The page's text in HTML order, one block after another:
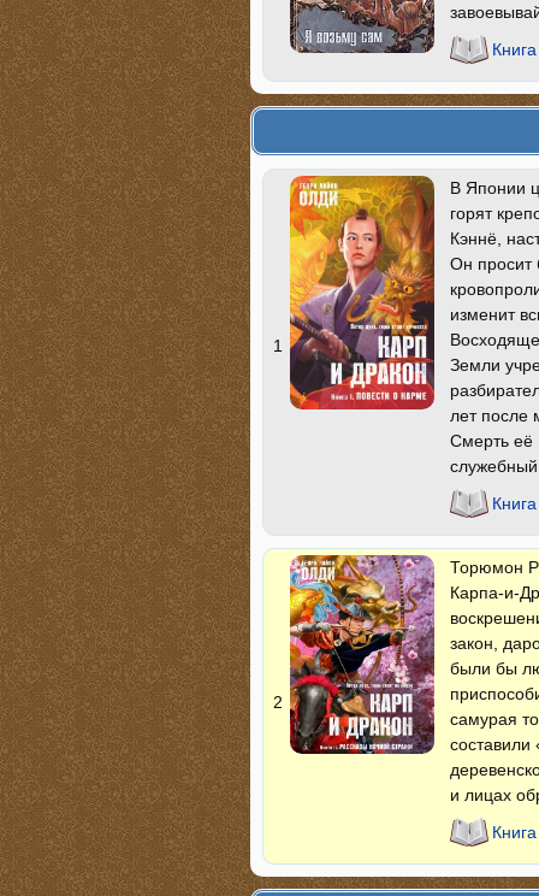
1
В Японии
горят
Кэннё,
Он просит
изменит
Земли
лет после
Смерть её
2
Торюмон
Карпа-и-
закон,
были бы
самурая
составили
и лицах